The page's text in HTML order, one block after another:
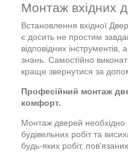
Монтаж вхідних
Встановлення вхідної
є досить не простим
відповідних
знань. Самостійно
краще звернутися за
Професійний монтаж
комфорт.
Монтаж дверей необхідно
будівельних робіт та
будь-яких робіт,